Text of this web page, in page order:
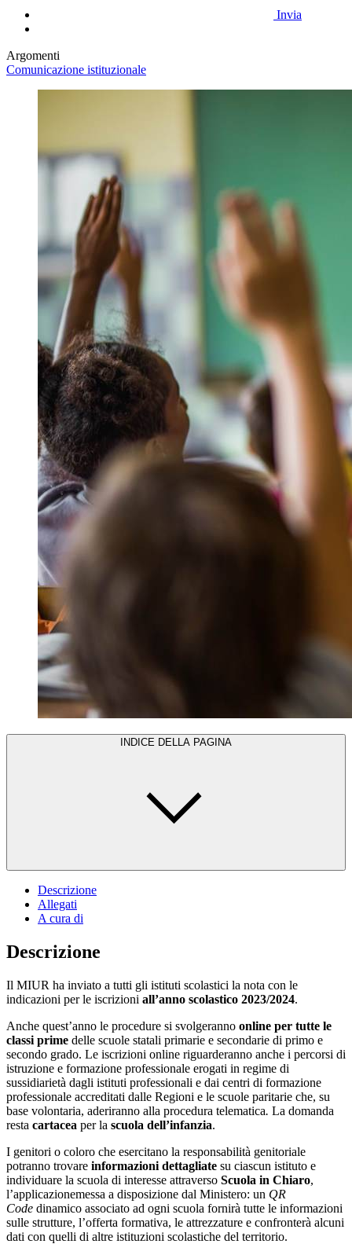
Invia
Argomenti
Comunicazione istituzionale
INDICE DELLA PAGINA
Descrizione
Allegati
A cura di
Descrizione
Il MIUR ha inviato a tutti gli istituti scolastici la nota con le
indicazioni per le iscrizioni all’anno scolastico 2023/2024.
Anche quest’anno le procedure si svolgeranno online per tutte le
classi prime delle scuole statali primarie e secondarie di primo e
secondo grado. Le iscrizioni online riguarderanno anche i percorsi di
istruzione e formazione professionale erogati in regime di
sussidiarietà dagli istituti professionali e dai centri di formazione
professionale accreditati dalle Regioni e le scuole paritarie che, su
base volontaria, aderiranno alla procedura telematica. La domanda
resta cartacea per la scuola dell’infanzia.
I genitori o coloro che esercitano la responsabilità genitoriale
potranno trovare informazioni dettagliate su ciascun istituto e
individuare la scuola di interesse attraverso Scuola in Chiaro,
l’applicazionemessa a disposizione dal Ministero: un QR
Code dinamico associato ad ogni scuola fornirà tutte le informazioni
sulle strutture, l’offerta formativa, le attrezzature e confronterà alcuni
dati con quelli di altre istituzioni scolastiche del territorio.